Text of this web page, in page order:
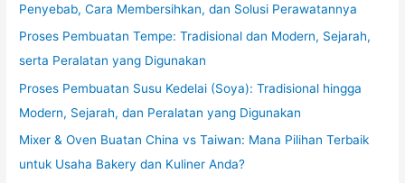
Penyebab, Cara Membersihkan, dan Solusi Perawatannya
Proses Pembuatan Tempe: Tradisional dan Modern, Sejarah,
serta Peralatan yang Digunakan
Proses Pembuatan Susu Kedelai (Soya): Tradisional hingga
Modern, Sejarah, dan Peralatan yang Digunakan
Mixer & Oven Buatan China vs Taiwan: Mana Pilihan Terbaik
untuk Usaha Bakery dan Kuliner Anda?